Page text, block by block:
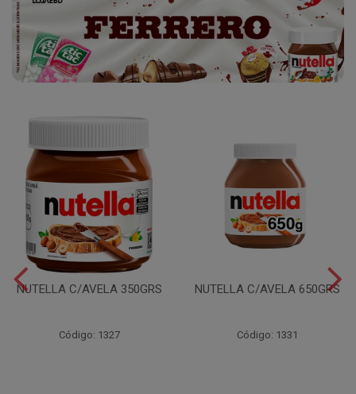
NUTELLA C/AVELA 350GRS
Código: 1327
NUTELLA C/AVELA 650GRS
Código: 1331